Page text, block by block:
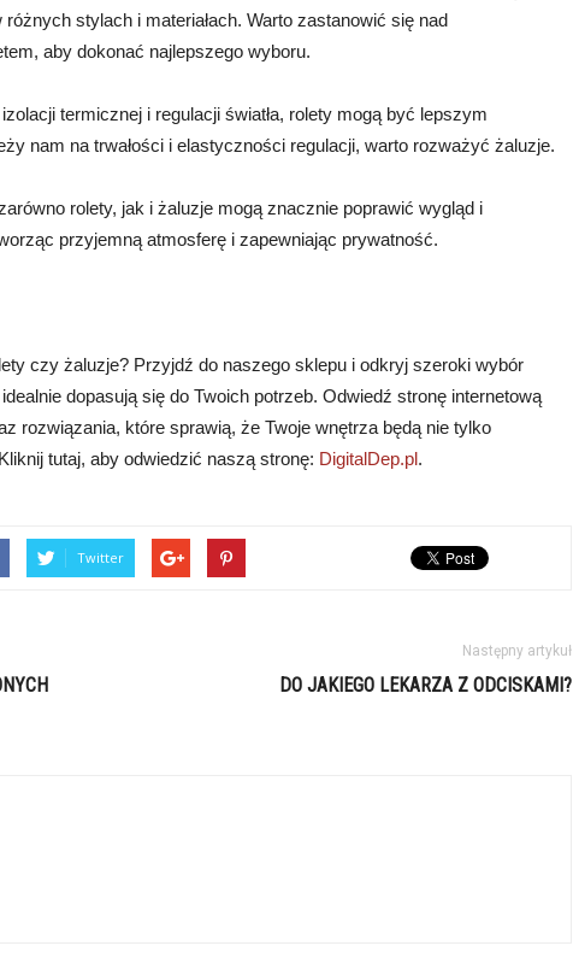
stylach i materiałach. Warto zastanowić się nad
aby dokonać najlepszego wyboru.
termicznej i regulacji światła, rolety mogą być lepszym
nam na trwałości i elastyczności regulacji, warto rozważyć żaluzje.
rolety, jak i żaluzje mogą znacznie poprawić wygląd i
przyjemną atmosferę i zapewniając prywatność.
czy żaluzje? Przyjdź do naszego sklepu i odkryj szeroki wybór
dopasują się do Twoich potrzeb. Odwiedź stronę internetową
rozwiązania, które sprawią, że Twoje wnętrza będą nie tylko
tutaj, aby odwiedzić naszą stronę: DigitalDep.pl.
Twitter
Następny artykuł
DO JAKIEGO LEKARZA Z ODCISKAMI?